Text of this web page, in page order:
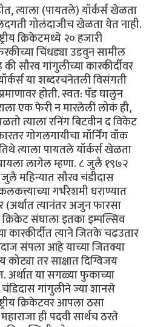
त्याला (पायतले) यॉर्कर्स खेळता
गोलंदाजीच खेळता येत नाही.
क्रिकेटमध्ये २० हजारी
चिंधड्या उडवुन सामील
सौरव गांगुलीच्या कारकीर्दीवर
या शब्दरचनेतली विसंगती
होती. स्वत: पॅड घालुन
एक फेरी न मारलेली लोकं ही,
त्याला रनिंग बिटवीन द विकेट
गोगलगायीचा मॉर्निंग वॉक
त्याला पायतले यॉर्कर्स खेळता
लागेल म्हणा. ८ जुलै १९७२
जुलै महिन्यात सौरव चंडीदास
गर्भरेशमी घराण्यात
त्यानंतर अजुन फारसा
संघाला इतका इम्पल्सिव
कारकीर्दीत त्याने जितके चढउतार
संपला आहे याच्या जितक्या
तर साक्षात दिग्विजय
अर्थात या सगळ्या फुकाच्या
चंडिदास गांगुलीने ज्या शानसे
क्रिकेटवर आपला ठसा
ही पदवी सार्थच ठरते